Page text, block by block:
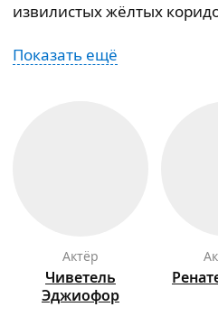
извилистых жёлтых
Показать ещё
актёр
Чиветель
Эджиофор